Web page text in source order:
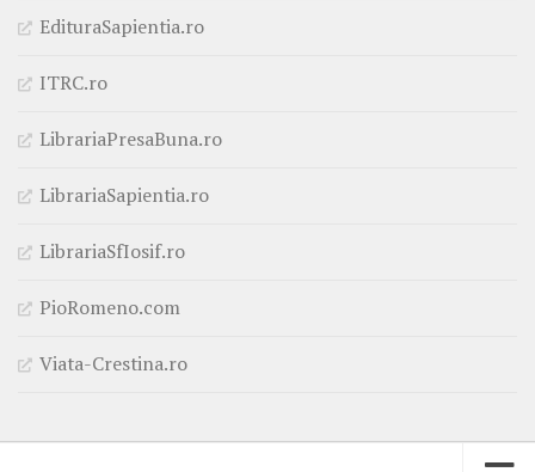
EdituraSapientia.ro
ITRC.ro
LibrariaPresaBuna.ro
LibrariaSapientia.ro
LibrariaSfIosif.ro
PioRomeno.com
Viata-Crestina.ro